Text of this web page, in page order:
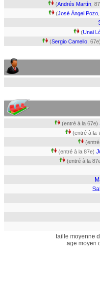
(Andrés Martín ,
(José Ángel Pozo
(Unai
(Sergio Camello , 67e)
(entré à la 67e)
(entré à la
(entré à la 87e)
(entré à la
taille moyenne
age moyen